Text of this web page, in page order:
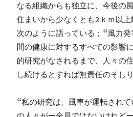
なる組織からも独立に、今後の
住まいから少なくとも2ｋｍ以上
次のように語っている；“風力
間の健康に対するすべての影響
的研究がなされるまで、人々の
し続けるとすれば無責任のそし
“私の研究は、風車が運転されて